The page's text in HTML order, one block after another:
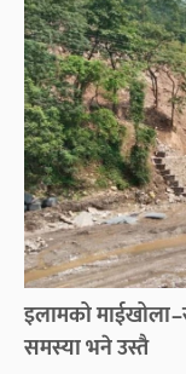
इलामको
समस्या भने उस्तै